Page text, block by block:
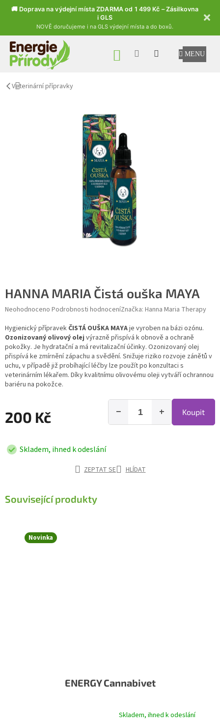
🚚 Doprava na výdejní místa ZDARMA od 1 499 Kč – Zásilkovna
i GLS
NOVĚ doručujeme i na GLS výdejní místa a do boxů.
Přejít na obsah
NÁKUPNÍ KOŠÍK
Veterinární přípravky
HANNA MARIA Čistá ouška MAYA
Průměrné hodnocení produktu je 0,0 z 5 hvězdiček.
Neohodnoceno Podrobnosti hodnoceníZnačka: Hanna Maria Therapy
Hygienický přípravek ČISTÁ OUŠKA MAYAje vyroben na bázi ozónu.
Ozonizovaný olivový olej výrazně přispívá k obnově a ochraně
pokožky. Je hydratační a má revitalizační účinky. Ozonizovaný olej
přispívá ke zmírnění zápachu a svědění. Snižuje riziko rozvoje zánětů v
uchu, v případě již probíhající léčby lze použít po konzultaci s
veterinárním lékařem. Díky kvalitnímu olivovému oleji vytváří ochrannou
bariéru na pokožce.
200 Kč +
− Koupit
Skladem, ihned k odeslání
ZEPTAT SE HLÍDAT
Související produkty
Novinka
ENERGY Cannabivet
Průměrné hodnocení produktu je 5,0 z 5 hvězdiček.
Skladem, ihned k odeslání